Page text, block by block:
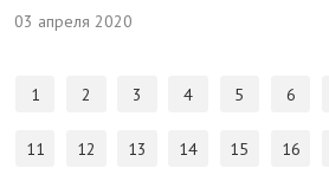
03 апреля 2020
1 2 3 4 5 6
11 12 13 14 15 16